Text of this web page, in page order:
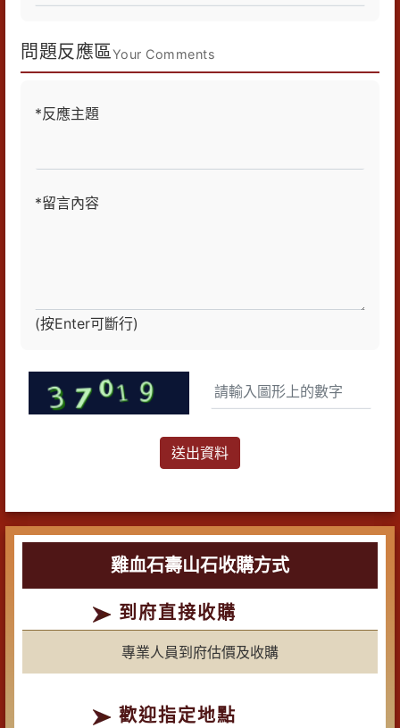
問題反應區Your Comments
*反應主題
*留言內容
(按Enter可斷行)
送出資料
雞血石壽山石收購方式
到府直接收購
專業人員到府估價及收購
歡迎指定地點